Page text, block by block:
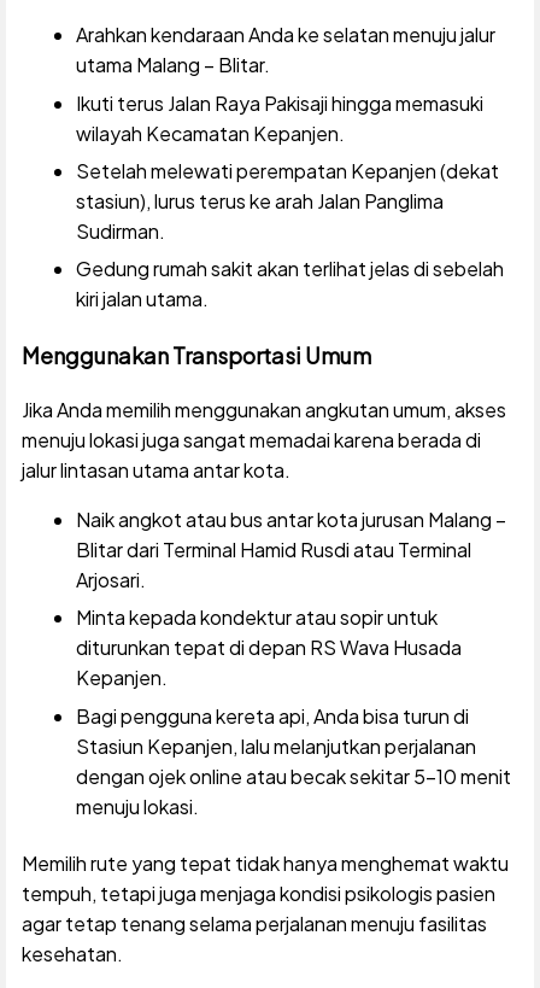
Arahkan kendaraan Anda ke selatan menuju jalur
utama Malang – Blitar.
Ikuti terus Jalan Raya Pakisaji hingga memasuki
wilayah Kecamatan Kepanjen.
Setelah melewati perempatan Kepanjen (dekat
stasiun), lurus terus ke arah Jalan Panglima
Sudirman.
Gedung rumah sakit akan terlihat jelas di sebelah
kiri jalan utama.
Menggunakan Transportasi Umum
Jika Anda memilih menggunakan angkutan umum, akses
menuju lokasi juga sangat memadai karena berada di
jalur lintasan utama antar kota.
Naik angkot atau bus antar kota jurusan Malang –
Blitar dari Terminal Hamid Rusdi atau Terminal
Arjosari.
Minta kepada kondektur atau sopir untuk
diturunkan tepat di depan RS Wava Husada
Kepanjen.
Bagi pengguna kereta api, Anda bisa turun di
Stasiun Kepanjen, lalu melanjutkan perjalanan
dengan ojek online atau becak sekitar 5-10 menit
menuju lokasi.
Memilih rute yang tepat tidak hanya menghemat waktu
tempuh, tetapi juga menjaga kondisi psikologis pasien
agar tetap tenang selama perjalanan menuju fasilitas
kesehatan.